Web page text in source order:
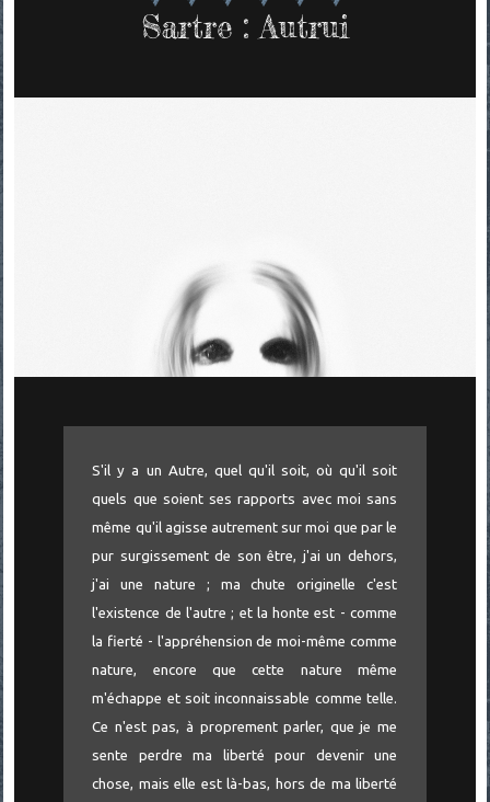
Sartre : Autrui
S'il y a un Autre, quel qu'il soit, où qu'il soit
quels que soient ses rapports avec moi sans
même qu'il agisse autrement sur moi que par le
pur surgissement de son être, j'ai un dehors,
j'ai une nature ; ma chute originelle c'est
l'existence de l'autre ; et la honte est - comme
la fierté - l'appréhension de moi-même comme
nature, encore que cette nature même
m'échappe et soit inconnaissable comme telle.
Ce n'est pas, à proprement parler, que je me
sente perdre ma liberté pour devenir une
chose, mais elle est là-bas, hors de ma liberté